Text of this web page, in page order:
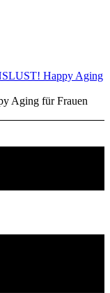
Aging für Frauen